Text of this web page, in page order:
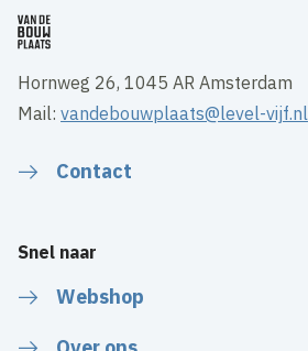
Hornweg 26, 1045 AR Amsterdam
Mail:vandebouwplaats@level-vijf.nl
Contact
Snel naar
Webshop